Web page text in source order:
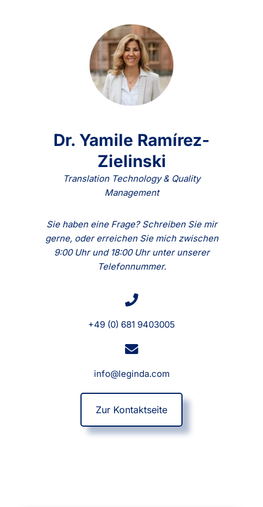
Dr. Yamile Ramírez-
Zielinski
Translation Technology & Quality
Management
Sie haben eine Frage? Schreiben Sie mir
gerne, oder erreichen Sie mich zwischen
9:00 Uhr und 18:00 Uhr unter unserer
Telefonnummer.
+49 (0) 681 9403005
info@leginda.com
Zur Kontaktseite